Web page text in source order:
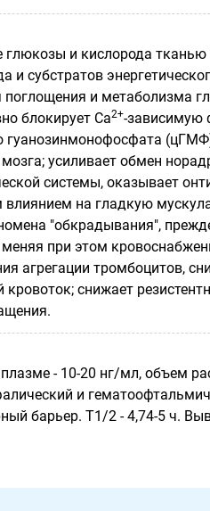
глюкозы и кислорода
и субстратов
и метаболизма
блокирует Са2+-зависимую
усиливает обмен
системы, оказывает
на гладкую
"обкрадывания",
при этом
агрегации тромбоцитов,
снижает
- 10-20 нг/мл, объем
и
барьер. Т1/2 - 4,74-5 ч.